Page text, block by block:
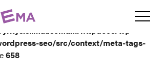
read property "ID" on array in
httpdocs/wp-
seo/src/context/meta-tags-
658